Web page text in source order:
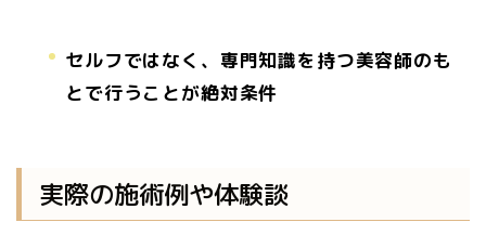
セルフではなく、専門知識を持つ美容師のも
とで行うことが絶対条件
実際の施術例や体験談